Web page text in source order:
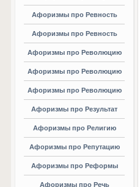
Афоризмы про Ревность
Афоризмы про Ревность
Афоризмы про Революцию
Афоризмы про Революцию
Афоризмы про Революцию
Афоризмы про Результат
Афоризмы про Религию
Афоризмы про Репутацию
Афоризмы про Реформы
Афоризмы про Речь